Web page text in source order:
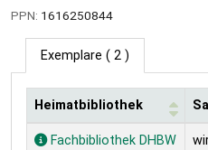
PPN: 1616250844
Exemplare ( 2 )
Exemplare
Heimatbibliothek
Fachbibliothek DHBW